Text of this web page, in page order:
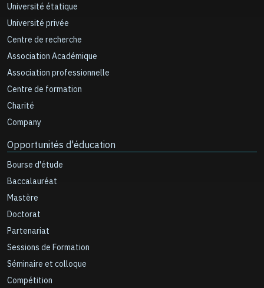
Université étatique
Université privée
Centre de recherche
Association Académique
Association professionnelle
Centre de formation
Charité
Company
Opportunités d'éducation
Bourse d'étude
Baccalauréat
Mastère
Doctorat
Partenariat
Sessions de Formation
Séminaire et colloque
Compétition